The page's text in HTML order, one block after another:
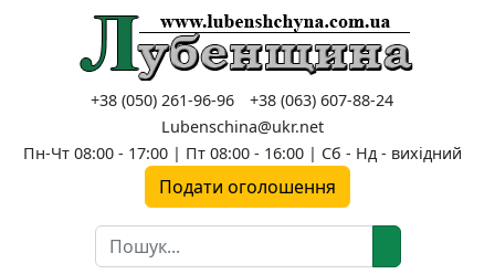
+38 (050) 261-96-96
+38 (063) 607-88-24
Lubenschina@ukr.net
Пн-Чт 08:00 - 17:00 | Пт 08:00 - 16:00 | Сб - Нд - вихідний
Подати оголошення
Пошук